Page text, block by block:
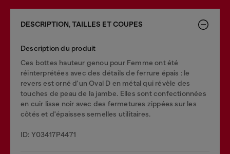
DESCRIPTION, TAILLES ET COUPES
Description du produit
Ces bottes hauteur genou pour Femme ont été
réinterprétées avec des détails de ferrure épais : le
revers est orné d'un Oval D en métal qui révèle des
touches de peau de la jambe. Elles sont confectionnées
en cuir lisse noir avec des fermetures zippées sur les
côtés et d'épaisses semelles utilitaires.
ID: Y03417P4471